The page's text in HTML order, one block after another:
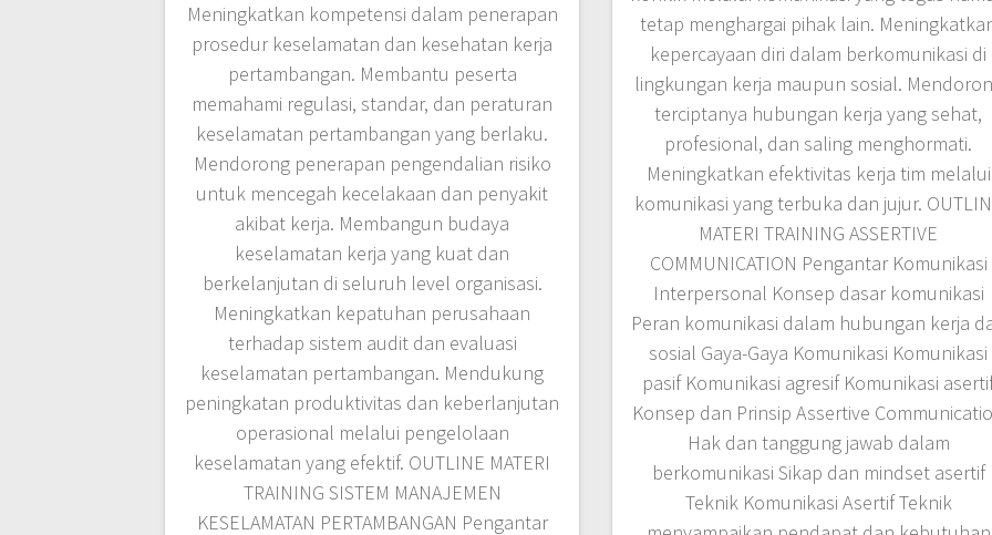
Meningkatkan kompetensi dalam penerapan
prosedur keselamatan dan kesehatan kerja
pertambangan. Membantu peserta
memahami regulasi, standar, dan peraturan
keselamatan pertambangan yang berlaku.
Mendorong penerapan pengendalian risiko
untuk mencegah kecelakaan dan penyakit
akibat kerja. Membangun budaya
keselamatan kerja yang kuat dan
berkelanjutan di seluruh level organisasi.
Meningkatkan kepatuhan perusahaan
terhadap sistem audit dan evaluasi
keselamatan pertambangan. Mendukung
peningkatan produktivitas dan keberlanjutan
operasional melalui pengelolaan
keselamatan yang efektif. OUTLINE MATERI
TRAINING SISTEM MANAJEMEN
KESELAMATAN PERTAMBANGAN Pengantar
tetap menghargai pihak lain.
kepercayaan diri dalam berkomunikasi di
lingkungan kerja maupun sosial.
terciptanya hubungan kerja yang sehat,
profesional, dan saling menghormati.
Meningkatkan efektivitas kerja tim melalui
komunikasi yang terbuka dan jujur.
MATERI TRAINING ASSERTIVE
COMMUNICATION Pengantar Komunikasi
Interpersonal Konsep dasar komunikasi
Peran komunikasi dalam hubungan kerja
sosial Gaya-Gaya Komunikasi Komunikasi
pasif Komunikasi agresif Komunikasi
Konsep dan Prinsip Assertive
Hak dan tanggung jawab dalam
berkomunikasi Sikap dan mindset asertif
Teknik Komunikasi Asertif Teknik